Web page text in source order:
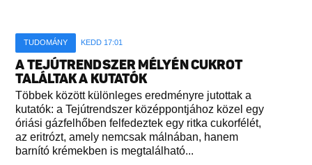
TUDOMÁNY KEDD 17:01
A TEJÚTRENDSZER MÉLYÉN CUKROT
TALÁLTAK A KUTATÓK
Többek között különleges eredményre jutottak a
kutatók: a Tejútrendszer középpontjához közel egy
óriási gázfelhőben felfedeztek egy ritka cukorfélét,
az eritrózt, amely nemcsak málnában, hanem
barnító krémekben is megtalálható...